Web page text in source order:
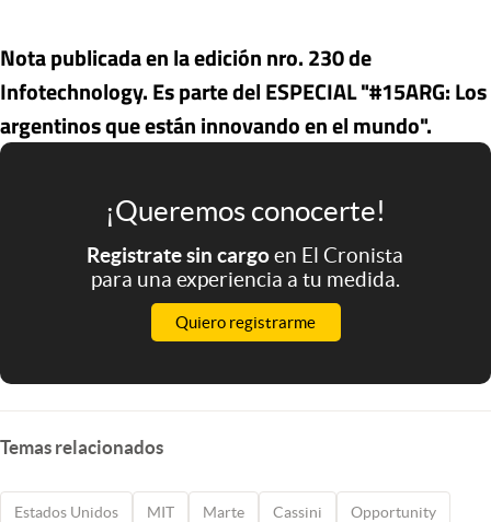
Nota publicada en la edición nro. 230 de
Infotechnology. Es parte del ESPECIAL "#15ARG: Los
argentinos que están innovando en el mundo".
¡Queremos conocerte!
Registrate sin cargoen El Cronista
para una experiencia a tu medida.
Quiero registrarme
Temas relacionados
Estados Unidos MIT Marte Cassini Opportunity